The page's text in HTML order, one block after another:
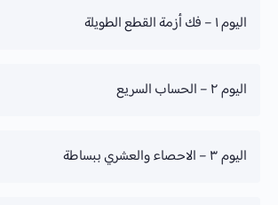
تقدم الدورة
0% Complete
اليوم ١ – فك أزمة القطع الطويلة
تقدم الدورة
0% Complete
اليوم ٢ – الحساب السريع
تقدم الدورة
0% Complete
اليوم ٣ – الاحصاء والعشري ببساطة